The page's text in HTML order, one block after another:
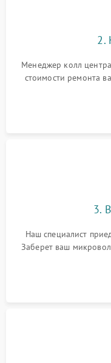
2.
Менеджер колл
стоимости ремонта
3.
Наш специалист
Заберет ваш